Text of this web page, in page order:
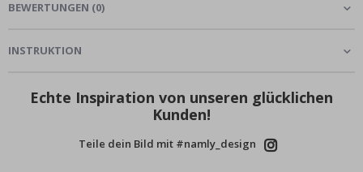
BEWERTUNGEN (0)
INSTRUKTION
Echte Inspiration von unseren glücklichen
Kunden!
Teile dein Bild mit #namly_design